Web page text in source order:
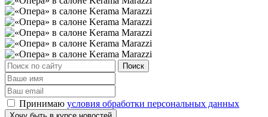
Принимаю условия обработки персональных данных